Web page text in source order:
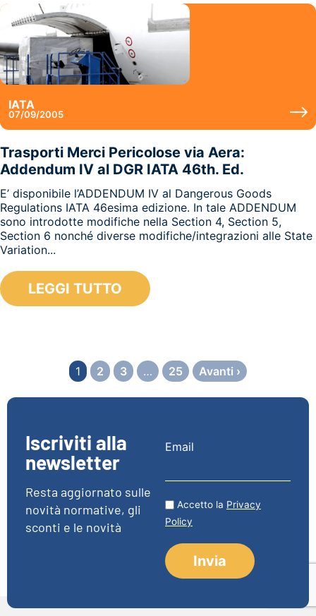
IATA
07/09/2005
Trasporti Merci Pericolose via Aera:
Addendum IV al DGR IATA 46th. Ed.
E’ disponibile l’ADDENDUM IV al Dangerous Goods
Regulations IATA 46esima edizione. In tale ADDENDUM
sono introdotte modifiche nella Section 4, Section 5,
Section 6 nonché diverse modifiche/integrazioni alle State
Variation...
LEGGI TUTTO
1 2 3 … 25 Avanti ›
Iscriviti alla
newsletter
Resta aggiornato sulle
novità normative, gli
sconti e le novità
Email
Accetto la Privacy
Policy